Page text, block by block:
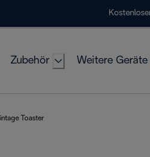
Zubehör Weitere Geräte
Toaster